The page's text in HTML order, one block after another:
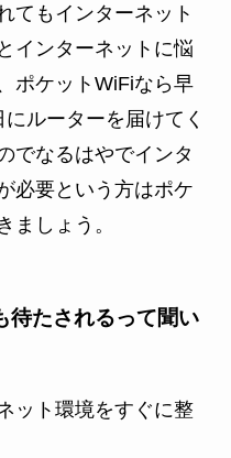
てもインターネット
インターネットに悩
ポケットWiFiなら早
ルーターを届けてく
でなるはやでインタ
必要という方はポケ
ましょう。
待たされるって聞い
ット環境をすぐに整